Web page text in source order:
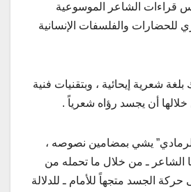
قراءات الشاعر الموسوعية
للحضارات والفلسفات الإنسانية
بلغة شعرية إيحائية ، وبتقنيات فنية
أن يجسد رؤاه شعرياً .
يشي بمضامين نصوصه ،
ـ من خلال ما تحمله من
حركة الجسد متجهاً للأمام ـ للدلالة